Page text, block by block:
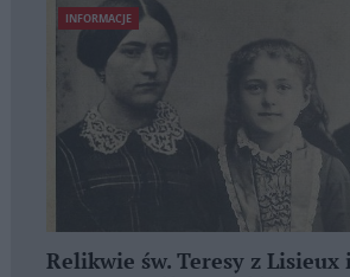
INFORMACJE
Relikwie św. Teresy z